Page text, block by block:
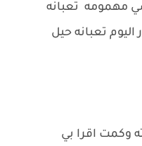
مهمومه تعبانه
اليوم تعبانه حيل
وكمت اقرا بي